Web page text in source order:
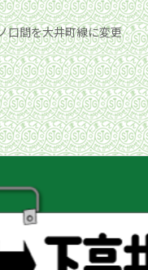
口間を大井町線に変更